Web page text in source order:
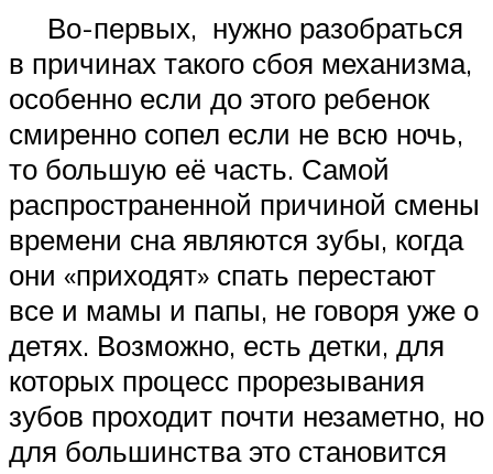
Во-первых, нужно разобраться
в причинах такого сбоя механизма,
особенно если до этого ребенок
смиренно сопел если не всю ночь,
то большую её часть. Самой
распространенной причиной смены
времени сна являются зубы, когда
они «приходят» спать перестают
все и мамы и папы, не говоря уже о
детях. Возможно, есть детки, для
которых процесс прорезывания
зубов проходит почти незаметно, но
для большинства это становится